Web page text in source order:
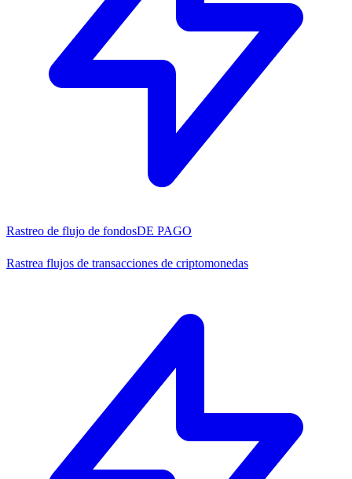
Rastreo de flujo de fondosDE PAGO
Rastrea flujos de transacciones de criptomonedas